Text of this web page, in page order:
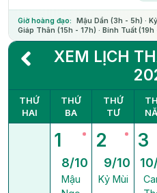
Giờ hoàng đạo:
Mậu Dần (3h - 5h) ·
Giáp Thân (15h - 17h) · Bính Tuất
XEM LỊCH
THỨ
HAI
THỨ
BA
THỨ
TƯ
1
8/10
Mậu
2
9/10
Kỷ Mùi
3